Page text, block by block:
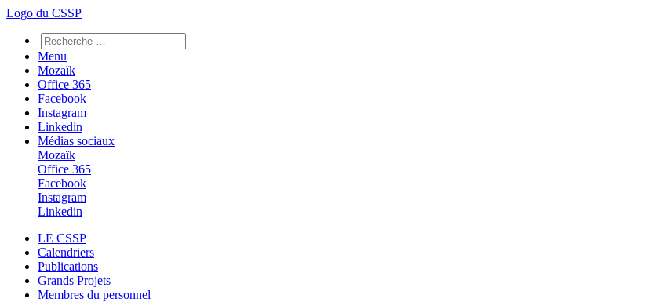
Logo du CSSP
Menu
Mozaïk
Office 365
Facebook
Instagram
Linkedin
Médias sociaux
Mozaïk
Office 365
Facebook
Instagram
Linkedin
LE CSSP
Calendriers
Publications
Grands Projets
Membres du personnel